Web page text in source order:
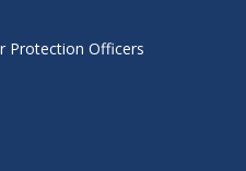
Protection Officers